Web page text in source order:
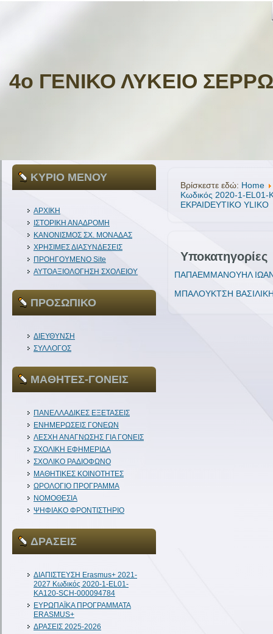
4ο ΓΕΝΙΚΟ ΛΥΚΕΙΟ
ΚΥΡΙΟ ΜΕΝΟΥ
ΑΡΧΙΚΗ
ΙΣΤΟΡΙΚΗ ΑΝΑΔΡΟΜΗ
ΚΑΝΟΝΙΣΜΟΣ ΣΧ. ΜΟΝΑΔΑΣ
ΧΡΗΣΙΜΕΣ ΔΙΑΣΥΝΔΕΣΕΙΣ
ΠΡΟΗΓΟΥΜΕΝΟ Site
ΑΥΤΟΑΞΙΟΛΟΓΗΣΗ ΣΧΟΛΕΙΟΥ
ΠΡΟΣΩΠΙΚΟ
ΔΙΕΥΘΥΝΣΗ
ΣΥΛΛΟΓΟΣ
ΜΑΘΗΤΕΣ-ΓΟΝΕΙΣ
ΠΑΝΕΛΛΑΔΙΚΕΣ ΕΞΕΤΑΣΕΙΣ
ΕΝΗΜΕΡΩΣΕΙΣ ΓΟΝΕΩΝ
ΛΕΣΧΗ ΑΝΑΓΝΩΣΗΣ ΓΙΑ ΓΟΝΕΙΣ
ΣΧΟΛΙΚΗ ΕΦΗΜΕΡΙΔΑ
ΣΧΟΛΙΚΟ ΡΑΔΙΟΦΩΝΟ
ΜΑΘΗΤΙΚΕΣ ΚΟΙΝΟΤΗΤΕΣ
ΩΡΟΛΟΓΙΟ ΠΡΟΓΡΑΜΜΑ
ΝΟΜΟΘΕΣΙΑ
ΨΗΦΙΑΚΟ ΦΡΟΝΤΙΣΤΗΡΙΟ
ΔΡΑΣΕΙΣ
ΔIAΠΙΣΤΕΥΣΗ Erasmus+ 2021-
2027 Κωδικός 2020-1-EL01-
KA120-SCH-000094784
ΕΥΡΩΠΑΪΚΑ ΠΡΟΓΡΑΜΜΑΤΑ
ERASMUS+
ΔΡΑΣΕΙΣ 2025-2026
Βρίσκεστε εδώ: Home
Κωδικός 2020-1-EL01-
EKPAIDEYTIKO YLIKO
Υποκατηγορίες
ΠΑΠΑΕΜΜΑΝΟΥΗΛ
ΜΠΑΛΟΥΚΤΣΗ